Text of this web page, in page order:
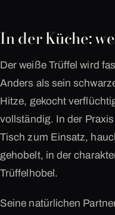
In der Küche:
Der weiße Trüffel wird
Anders als sein
Hitze, gekocht
vollständig. In der
Tisch zum Einsatz,
gehobelt, in der
Trüffelhobel.
Seine natürlichen